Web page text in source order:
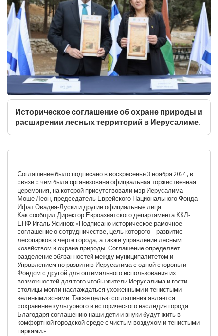
Историческое соглашение об охране природы и
расширении лесных территорий в Иерусалиме.
Соглашение было подписано в воскресенье 3 ноября 2024, в
связи с чем была организована официальная торжественная
церемония, на которой присутствовали мэр Иерусалима
Моше Леон, председатель Еврейского Национального Фонда
Ифат Овадия-Луски и другие официальные лица.
Как сообщил Директор Евроазиатского департамента ККЛ-
ЕНФ Игаль Ясинов: «Подписано историческое рамочное
соглашение о сотрудничестве, цель которого – развитие
лесопарков в черте города, а также управление лесным
хозяйством и охрана природы. Соглашение определяет
разделение обязанностей между муниципалитетом и
Управлением по развитию Иерусалима с одной стороны и
Фондом с другой для оптимального использования их
возможностей для того чтобы жители Иерусалима и гости
столицы могли наслаждаться ухоженными и тенистыми
зелеными зонами. Также целью соглашения является
сохранение культурного и исторического наследия города.
Благодаря соглашению наши дети и внуки будут жить в
комфортной городской среде с чистым воздухом и тенистыми
парками.»